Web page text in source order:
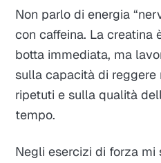
Non parlo di energia
con caffeina. La creatina
botta immediata, ma
sulla capacità di reggere
ripetuti e sulla qualità
tempo.
Negli esercizi di forza mi